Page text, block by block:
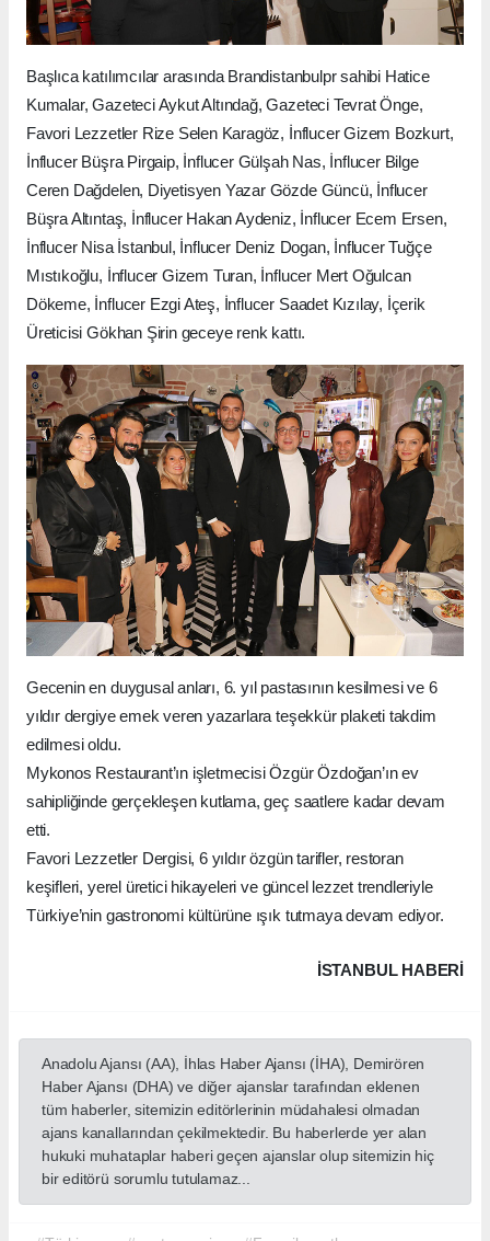
Başlıca katılımcılar arasında Brandistanbulpr sahibi Hatice
Kumalar, Gazeteci Aykut Altındağ, Gazeteci Tevrat Önge,
Favori Lezzetler Rize Selen Karagöz, İnflucer Gizem Bozkurt,
İnflucer Büşra Pirgaip, İnflucer Gülşah Nas, İnflucer Bilge
Ceren Dağdelen, Diyetisyen Yazar Gözde Güncü, İnflucer
Büşra Altıntaş, İnflucer Hakan Aydeniz, İnflucer Ecem Ersen,
İnflucer Nisa İstanbul, İnflucer Deniz Dogan, İnflucer Tuğçe
Mıstıkoğlu, İnflucer Gizem Turan, İnflucer Mert Oğulcan
Dökeme, İnflucer Ezgi Ateş, İnflucer Saadet Kızılay, İçerik
Üreticisi Gökhan Şirin geceye renk kattı.
Gecenin en duygusal anları, 6. yıl pastasının kesilmesi ve 6
yıldır dergiye emek veren yazarlara teşekkür plaketi takdim
edilmesi oldu.
Mykonos Restaurant’ın işletmecisi Özgür Özdoğan’ın ev
sahipliğinde gerçekleşen kutlama, geç saatlere kadar devam
etti.
Favori Lezzetler Dergisi, 6 yıldır özgün tarifler, restoran
keşifleri, yerel üretici hikayeleri ve güncel lezzet trendleriyle
Türkiye’nin gastronomi kültürüne ışık tutmaya devam ediyor.
İSTANBUL HABERİ
Anadolu Ajansı (AA), İhlas Haber Ajansı (İHA), Demirören
Haber Ajansı (DHA) ve diğer ajanslar tarafından eklenen
tüm haberler, sitemizin editörlerinin müdahalesi olmadan
ajans kanallarından çekilmektedir. Bu haberlerde yer alan
hukuki muhataplar haberi geçen ajanslar olup sitemizin hiç
bir editörü sorumlu tutulamaz...